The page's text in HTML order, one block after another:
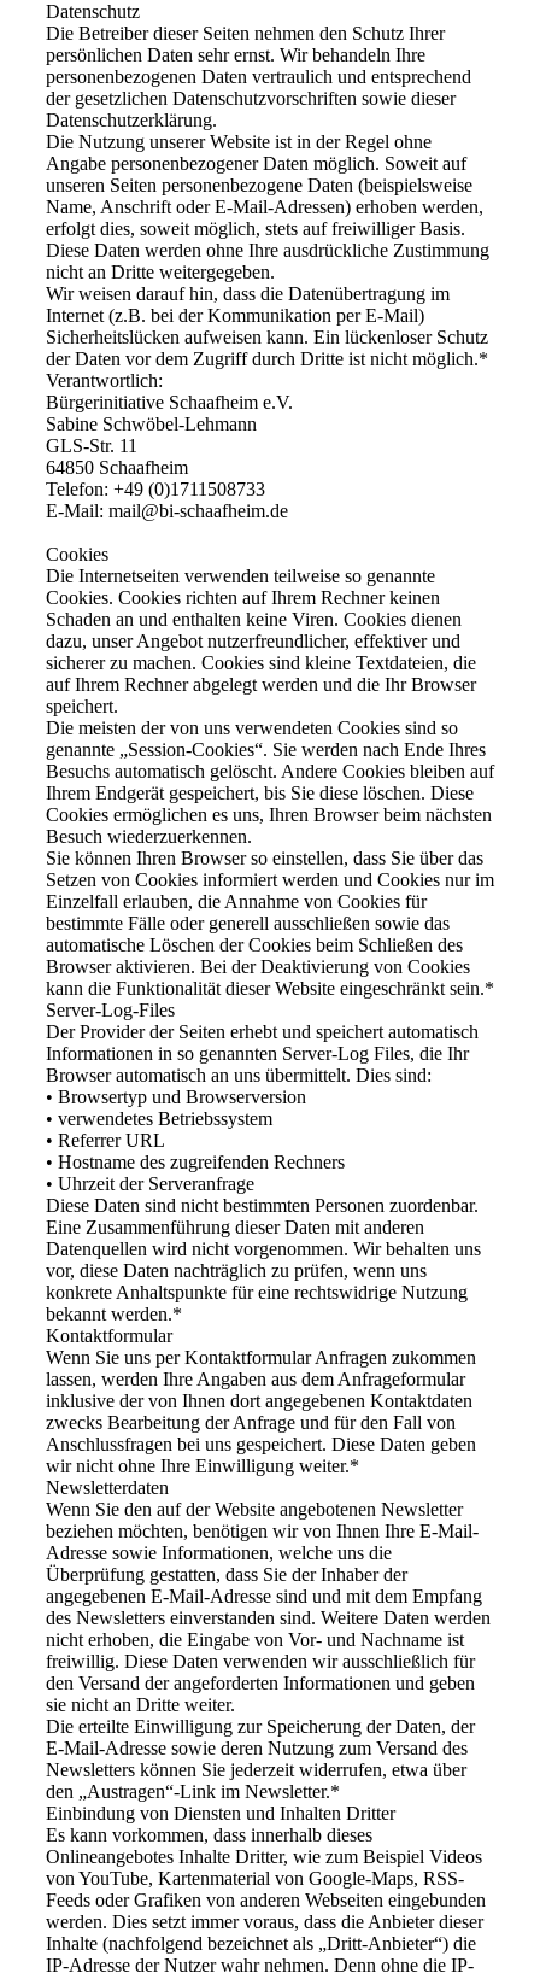
Datenschutz
Die Betreiber dieser Seiten nehmen den Schutz Ihrer
persönlichen Daten sehr ernst. Wir behandeln Ihre
personenbezogenen Daten vertraulich und entsprechend
der gesetzlichen Datenschutzvorschriften sowie dieser
Datenschutzerklärung.
Die Nutzung unserer Website ist in der Regel ohne
Angabe personenbezogener Daten möglich. Soweit auf
unseren Seiten personenbezogene Daten (beispielsweise
Name, Anschrift oder E‑Mail-Adressen) erhoben werden,
erfolgt dies, soweit möglich, stets auf freiwilliger Basis.
Diese Daten werden ohne Ihre ausdrückliche Zustimmung
nicht an Dritte weitergegeben.
Wir weisen darauf hin, dass die Datenübertragung im
Internet (z.B. bei der Kommunikation per E‑Mail)
Sicherheitslücken aufweisen kann. Ein lückenloser Schutz
der Daten vor dem Zugriff durch Dritte ist nicht möglich.*
Verantwortlich:
Bürgerinitiative Schaafheim e.V.
Sabine Schwöbel-Lehmann
GLS-Str. 11
64850 Schaafheim
Telefon: +49 (0)1711508733
E‑Mail: mail@bi-schaafheim.de
Cookies
Die Internetseiten verwenden teilweise so genannte
Cookies. Cookies richten auf Ihrem Rechner keinen
Schaden an und enthalten keine Viren. Cookies dienen
dazu, unser Angebot nutzerfreundlicher, effektiver und
sicherer zu machen. Cookies sind kleine Textdateien, die
auf Ihrem Rechner abgelegt werden und die Ihr Browser
speichert.
Die meisten der von uns verwendeten Cookies sind so
genannte „Session-Cookies“. Sie werden nach Ende Ihres
Besuchs automatisch gelöscht. Andere Cookies bleiben auf
Ihrem Endgerät gespeichert, bis Sie diese löschen. Diese
Cookies ermöglichen es uns, Ihren Browser beim nächsten
Besuch wiederzuerkennen.
Sie können Ihren Browser so einstellen, dass Sie über das
Setzen von Cookies informiert werden und Cookies nur im
Einzelfall erlauben, die Annahme von Cookies für
bestimmte Fälle oder generell ausschließen sowie das
automatische Löschen der Cookies beim Schließen des
Browser aktivieren. Bei der Deaktivierung von Cookies
kann die Funktionalität dieser Website eingeschränkt sein.*
Server-Log-Files
Der Provider der Seiten erhebt und speichert automatisch
Informationen in so genannten Server-Log Files, die Ihr
Browser automatisch an uns übermittelt. Dies sind:
• Browsertyp und Browserversion
• verwendetes Betriebssystem
• Referrer URL
• Hostname des zugreifenden Rechners
• Uhrzeit der Serveranfrage
Diese Daten sind nicht bestimmten Personen zuordenbar.
Eine Zusammenführung dieser Daten mit anderen
Datenquellen wird nicht vorgenommen. Wir behalten uns
vor, diese Daten nachträglich zu prüfen, wenn uns
konkrete Anhaltspunkte für eine rechtswidrige Nutzung
bekannt werden.*
Kontaktformular
Wenn Sie uns per Kontaktformular Anfragen zukommen
lassen, werden Ihre Angaben aus dem Anfrageformular
inklusive der von Ihnen dort angegebenen Kontaktdaten
zwecks Bearbeitung der Anfrage und für den Fall von
Anschlussfragen bei uns gespeichert. Diese Daten geben
wir nicht ohne Ihre Einwilligung weiter.*
Newsletterdaten
Wenn Sie den auf der Website angebotenen Newsletter
beziehen möchten, benötigen wir von Ihnen Ihre E‑Mail-
Adresse sowie Informationen, welche uns die
Überprüfung gestatten, dass Sie der Inhaber der
angegebenen E‑Mail-Adresse sind und mit dem Empfang
des Newsletters einverstanden sind. Weitere Daten werden
nicht erhoben, die Eingabe von Vor- und Nachname ist
freiwillig. Diese Daten verwenden wir ausschließlich für
den Versand der angeforderten Informationen und geben
sie nicht an Dritte weiter.
Die erteilte Einwilligung zur Speicherung der Daten, der
E‑Mail-Adresse sowie deren Nutzung zum Versand des
Newsletters können Sie jederzeit widerrufen, etwa über
den „Austragen“-Link im Newsletter.*
Einbindung von Diensten und Inhalten Dritter
Es kann vorkommen, dass innerhalb dieses
Onlineangebotes Inhalte Dritter, wie zum Beispiel Videos
von YouTube, Kartenmaterial von Google-Maps, RSS-
Feeds oder Grafiken von anderen Webseiten eingebunden
werden. Dies setzt immer voraus, dass die Anbieter dieser
Inhalte (nachfolgend bezeichnet als „Dritt-Anbieter“) die
IP-Adresse der Nutzer wahr nehmen. Denn ohne die IP-